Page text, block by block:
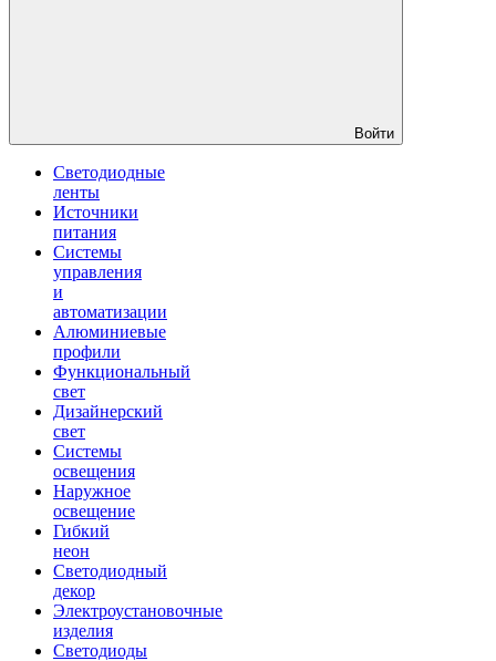
Войти
Светодиодные
ленты
Источники
питания
Системы
управления
и
автоматизации
Алюминиевые
профили
Функциональный
свет
Дизайнерский
свет
Системы
освещения
Наружное
освещение
Гибкий
неон
Светодиодный
декор
Электроустановочные
изделия
Светодиоды